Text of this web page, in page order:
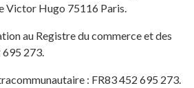
Victor Hugo 75116 Paris.
au Registre du commerce et des
273.
: FR83 452 695 273.